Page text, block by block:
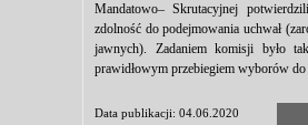
Mandatowo– Skrutacyjnej
zdolność do podejmowania uchwał
jawnych). Zadaniem komisji było
prawidłowym przebiegiem wyborów do
Data publikacji: 04.06.2020